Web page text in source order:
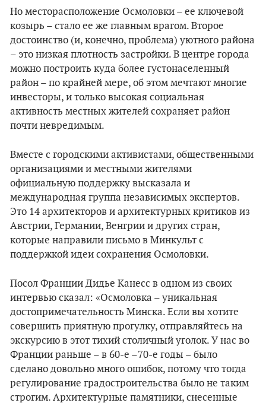
Но месторасположение Осмоловки – ее ключевой
козырь – стало ее же главным врагом. Второе
достоинство (и, конечно, проблема) уютного района
– это низкая плотность застройки. В центре города
можно построить куда более густонаселенный
район – по крайней мере, об этом мечтают многие
инвесторы, и только высокая социальная
активность местных жителей сохраняет район
почти невредимым.
Вместе с городскими активистами, общественными
организациями и местными жителями
официальную поддержку высказала и
международная группа независимых экспертов.
Это 14 архитекторов и архитектурных критиков из
Австрии, Германии, Венгрии и других стран,
которые направили письмо в Минкульт с
поддержкой идеи сохранения Осмоловки.
Посол Франции Дидье Канесс в одном из своих
интервью сказал: «Осмоловка – уникальная
достопримечательность Минска. Если вы хотите
совершить приятную прогулку, отправляйтесь на
экскурсию в этот тихий столичный уголок. У нас во
Франции раньше – в 60-е –70-е годы – было
сделано довольно много ошибок, потому что тогда
регулирование градостроительства было не таким
строгим. Архитектурные памятники, снесенные